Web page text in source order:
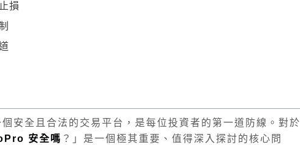
損
安全且合法的交易平台，是每位投資者的第一道防線。對於
安全嗎 ？」是一個極其重要、值得深入探討的核心問